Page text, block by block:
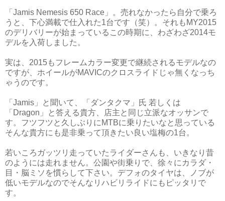
「Jamis Nemesis 650 Race」。売れなかったら自分で乗ろ
うと、下心満載で仕入れた1台です（笑）。それもMY2015
のデリバリーが始まっているこの時期に、わざわざ2014モ
デルを入荷しました。
実は、2015もフレームカラー変更で継続されるモデルなの
ですが、ホイールがMAVICのクロスライドじゃ無くなっち
ゃうのです。
「Jamis」と聞いて、「ダンタクマ」氏 若しくは
「Dragon」と答える貴方、店主と同じ立派なオッサンで
す。フツフツと久しぶりにMTBに乗りたいなと思っている
そんな貴方にも是非乗って頂きたい良い塩梅の1台。
若いころガッツリ走っていたライダーさんも、いきなり昔
のようには走れません。公園や街乗りで、徐々にカラダ・
目・脳ミソを慣らして下さい。デフォのタイヤは、ノブが
低いモデルなのでそんなリハビリライドにもピッタリで
す。